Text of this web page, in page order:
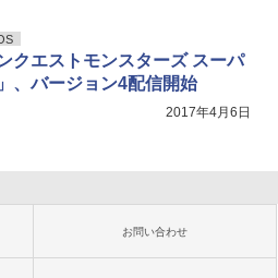
クエストモンスターズ スーパ
、バージョン4配信開始
2017年4月6日
お問い合わせ